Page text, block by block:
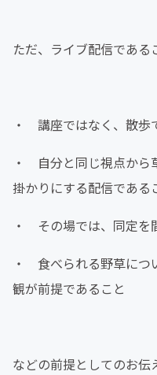
ただ、ライブ配信である
・ 講座ではなく、散歩
・ 自分と同じ視点から
掛かりにする配信である
・ その場では、同定を
・ 食べられる野草につ
観が前提であること
などの前提としてのお伝